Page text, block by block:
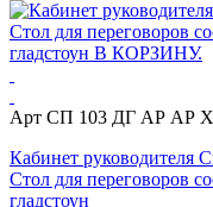
Арт СП 103 ДГ АР АР
Кабинет
Стол для переговоров
гладстоун